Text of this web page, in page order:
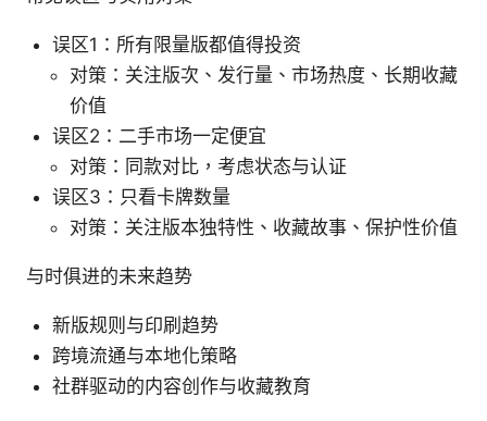
误区1：所有限量版都值得投资
对策：关注版次、发行量、市场热度、长期收藏
价值
误区2：二手市场一定便宜
对策：同款对比，考虑状态与认证
误区3：只看卡牌数量
对策：关注版本独特性、收藏故事、保护性价值
与时俱进的未来趋势
新版规则与印刷趋势
跨境流通与本地化策略
社群驱动的内容创作与收藏教育